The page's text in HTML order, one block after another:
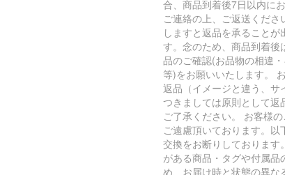
合、商品到着後7日以内に
ご連絡の上、ご返送くださ
しますと返品を承ることが
す。念のため、商品到着後
品のご確認(お品物の相違
等)をお願いいたします。
返品（イメージと違う、サ
つきましては原則として返
ご了承ください。 お客様
ご遠慮頂いております。以
交換をお断りしております
がある商品・タグや付属品
め、お届け時と状態の異な